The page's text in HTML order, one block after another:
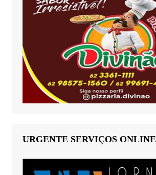
URGENTE SERVIÇOS ONLINE